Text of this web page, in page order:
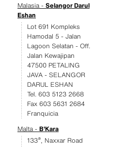
Malasia - Selangor Darul
Eshan
Lot 691 Kompleks
Hamodal 5 - Jalan
Lagoon Selatan - Off.
Jalan Kewajipan
47500 PETALING
JAVA - SELANGOR
DARUL ESHAN
Tel. 603 5123 2668
Fax 603 5631 2684
Franquicia
Malta - B'Kara
133ª, Naxxar Road